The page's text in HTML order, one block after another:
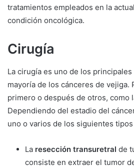
tratamientos empleados en la
condición oncológica.
Cirugía
La cirugía es uno de los
mayoría de los cánceres de vejiga.
primero o después de otros, como
Dependiendo del estadio del
uno o varios de los siguientes
La resección transuretral de
consiste en extraer el tumor